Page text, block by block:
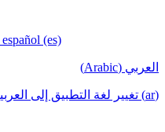
(es)
العربي (Arabic)
(ar) تغيير لغة التطبيق إلى العربية